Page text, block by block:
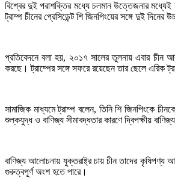
বিশ্বের দুই পরাশক্তির মধ্যে চলমান উত্তেজনার মধ্যেই
ট্রাম্প চীনের প্রেসিডেন্ট শি জিনপিংয়ের সঙ্গে দুই
প্রতিবেদনে বলা হয়, ২০১৭ সালের তুলনায় এবার চীন
করছে। ট্রাম্পের সঙ্গে সফরে রয়েছেন তার ছেলে এরিক
সামাজিক মাধ্যমে ট্রাম্প বলেন, তিনি শি জিনপিংকে
শুল্কযুদ্ধ ও বাণিজ্য সীমাবদ্ধতার কারণে দ্বিপক্ষীয়
বাণিজ্য আলোচনায় যুক্তরাষ্ট্র চায় চীন তাদের কৃষিপণ্য
গুরুত্বপূর্ণ অংশ হতে পারে।